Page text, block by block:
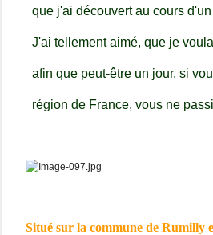
que j'ai découvert au cours
J'ai tellement aimé, que je
afin que peut-être un jour, si
région de France, vous ne
Situé sur la commune de Rumilly